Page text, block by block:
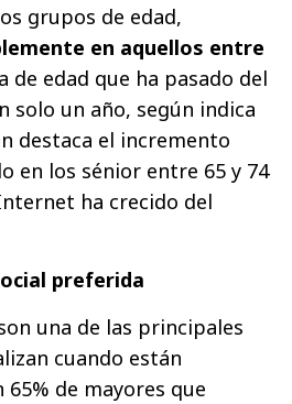
grupos de edad,
en aquellos entre
de edad que ha pasado del
solo un año, según indica
destaca el incremento
en los sénior entre 65 y 74
ha crecido del
preferida
una de las principales
cuando están
de mayores que